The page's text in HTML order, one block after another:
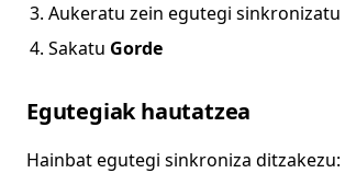
Aukeratu zein egutegi sinkronizatu
Sakatu Gorde
Egutegiak hautatzea
Hainbat egutegi sinkroniza ditzakezu: